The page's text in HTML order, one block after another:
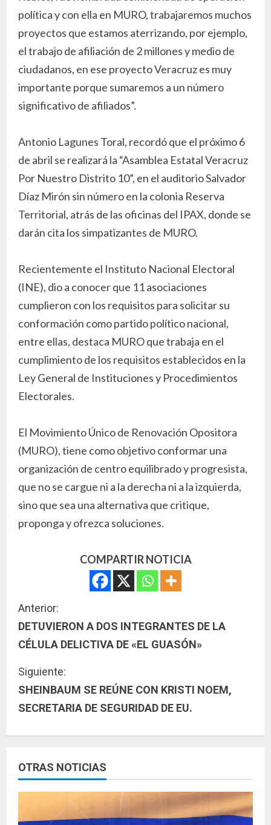
política y con ella en MURO, trabajaremos muchos
proyectos que estamos aterrizando, por ejemplo,
el trabajo de afiliación de 2 millones y medio de
ciudadanos, en ese proyecto Veracruz es muy
importante porque sumaremos a un número
significativo de afiliados”.
Antonio Lagunes Toral, recordó que el próximo 6
de abril se realizará la “Asamblea Estatal Veracruz
Por Nuestro Distrito 10”, en el auditorio Salvador
Díaz Mirón sin número en la colonia Reserva
Territorial, atrás de las oficinas del IPAX, donde se
darán cita los simpatizantes de MURO.
Recientemente el Instituto Nacional Electoral
(INE), dio a conocer que 11 asociaciones
cumplieron con los requisitos para solicitar su
conformación como partido político nacional,
entre ellas, destaca MURO que trabaja en el
cumplimiento de los requisitos establecidos en la
Ley General de Instituciones y Procedimientos
Electorales.
El Movimiento Único de Renovación Opositora
(MURO), tiene como objetivo conformar una
organización de centro equilibrado y progresista,
que no se cargue ni a la derecha ni a la izquierda,
sino que sea una alternativa que critique,
proponga y ofrezca soluciones.
COMPARTIR NOTICIA
S
i
u
e
l
e
y
Anterior:
DETUVIERON A DOS INTEGRANTES DE LA
CÉLULA DELICTIVA DE «EL GUASÓN»
Siguiente:
SHEINBAUM SE REÚNE CON KRISTI NOEM,
SECRETARIA DE SEGURIDAD DE EU.
OTRAS NOTICIAS